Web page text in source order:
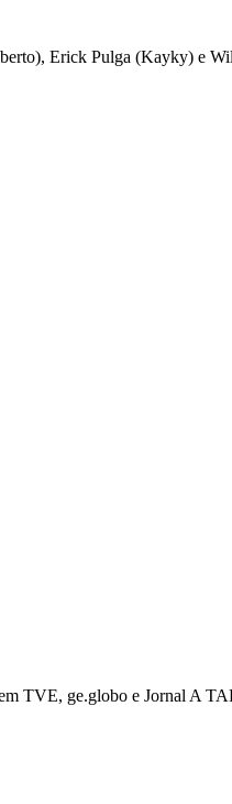
Erick Pulga (Kayky) e
TVE, ge.globo e Jornal A